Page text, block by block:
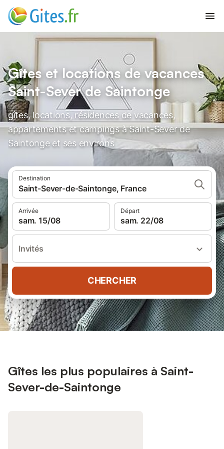
Gîtes et locations de vacances
Saint-Sever de Saintonge
gîtes, locations, résidences de vacances,
appartements et campings à Saint-Sever de
Saintonge et ses environs
Destination
Saint-Sever-de-Saintonge, France
Arrivée
sam. 15/08
Départ
sam. 22/08
Invités
CHERCHER
Gîtes les plus populaires à Saint-
Sever-de-Saintonge